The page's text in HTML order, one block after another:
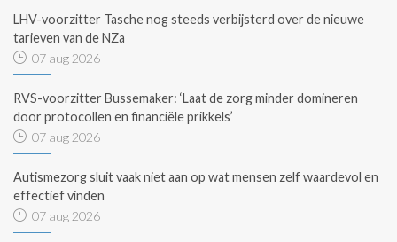
LHV-voorzitter Tasche nog steeds verbijsterd over de nieuwe
tarieven van de NZa
07 aug 2026
RVS-voorzitter Bussemaker: ‘Laat de zorg minder domineren
door protocollen en financiële prikkels’
07 aug 2026
Autismezorg sluit vaak niet aan op wat mensen zelf waardevol en
effectief vinden
07 aug 2026